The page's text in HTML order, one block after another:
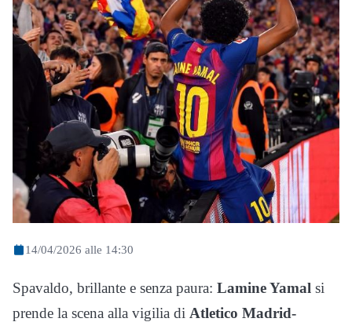
14/04/2026 alle 14:30
Spavaldo, brillante e senza paura: Lamine Yamal si
prende la scena alla vigilia di Atletico Madrid-